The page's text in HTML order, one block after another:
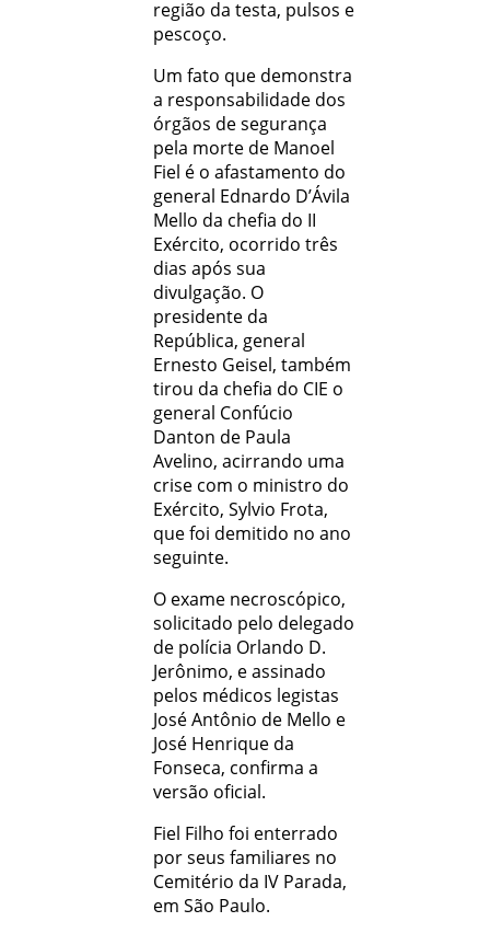
região da testa, pulsos e
pescoço.
Um fato que demonstra
a responsabilidade dos
órgãos de segurança
pela morte de Manoel
Fiel é o afastamento do
general Ednardo D’Ávila
Mello da chefia do II
Exército, ocorrido três
dias após sua
divulgação. O
presidente da
República, general
Ernesto Geisel, também
tirou da chefia do CIE o
general Confúcio
Danton de Paula
Avelino, acirrando uma
crise com o ministro do
Exército, Sylvio Frota,
que foi demitido no ano
seguinte.
O exame necroscópico,
solicitado pelo delegado
de polícia Orlando D.
Jerônimo, e assinado
pelos médicos legistas
José Antônio de Mello e
José Henrique da
Fonseca, confirma a
versão oficial.
Fiel Filho foi enterrado
por seus familiares no
Cemitério da IV Parada,
em São Paulo.